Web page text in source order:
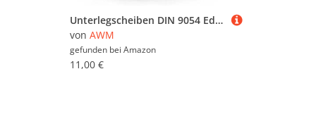
Unterlegscheiben DIN 9054 Edelstahl V2A AISI 304 (rostfrei) Karosseriescheiben (50, 25 x 8,4 x 1,5 mm = M8)
von AWM
gefunden bei Amazon
11,00 €